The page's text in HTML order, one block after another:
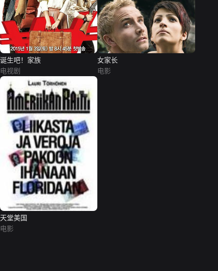
诞生吧！家族
电视剧
女家长
电影
天堂美国
电影